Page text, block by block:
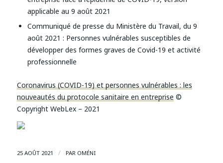
applicable au 9 août 2021
Communiqué de presse du Ministère du Travail, du 9
août 2021 : Personnes vulnérables susceptibles de
développer des formes graves de Covid-19 et activité
professionnelle
Coronavirus (COVID-19) et personnes vulnérables : les
nouveautés du protocole sanitaire en entreprise©
Copyright WebLex – 2021
25 AOÛT 2021 / PAR OMÉNI